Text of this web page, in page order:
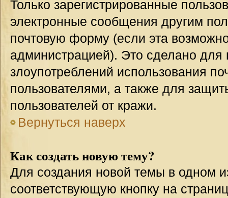
Только зарегистрированные
электронные сообщения другим
почтовую форму (если эта
администрацией). Это сделано для
злоупотреблений использования
пользователями, а также для
пользователей от кражи.
Вернуться наверх
Как создать новую тему?
Для создания новой темы в одном
соответствующую кнопку на